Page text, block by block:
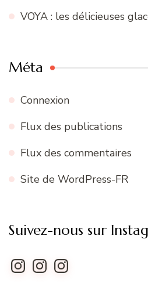
VOYA : les délicieuses
Méta
Connexion
Flux des publications
Flux des commentaires
Site de WordPress-FR
Suivez-nous sur
Instagram
InstagramInstagram